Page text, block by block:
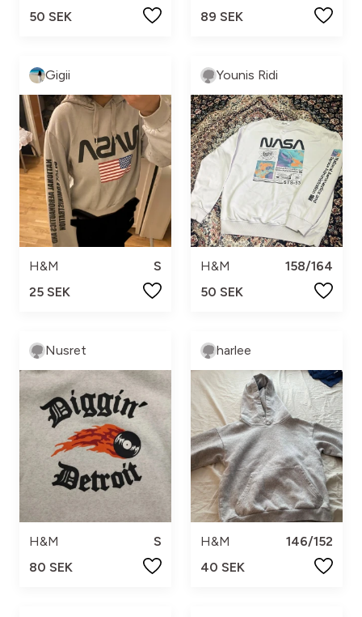
50 SEK
89 SEK
Gigii
H&M
S
25 SEK
Younis Ridi
H&M
158/164
50 SEK
Nusret
H&M
S
80 SEK
harlee
H&M
146/152
40 SEK